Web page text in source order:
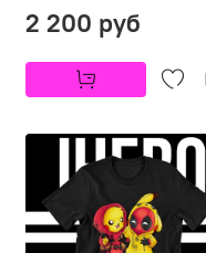
2 200 руб